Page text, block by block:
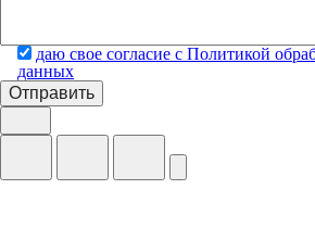
даю свое согласие с Политикой
данных